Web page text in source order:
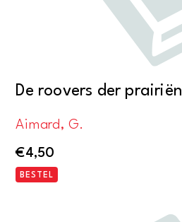
De roovers der prairiën
Aimard, G.
€4,50
BESTEL